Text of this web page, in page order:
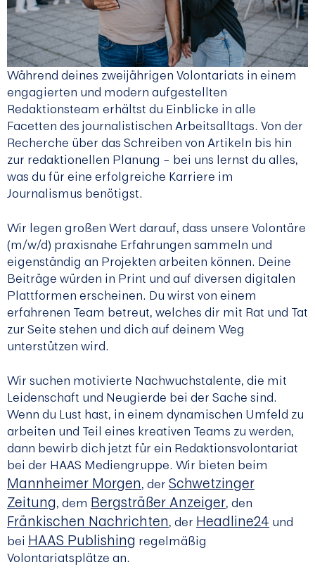
Während deines zweijährigen Volontariats in einem
engagierten und modern aufgestellten
Redaktionsteam erhältst du Einblicke in alle
Facetten des journalistischen Arbeitsalltags. Von der
Recherche über das Schreiben von Artikeln bis hin
zur redaktionellen Planung – bei uns lernst du alles,
was du für eine erfolgreiche Karriere im
Journalismus benötigst.
Wir legen großen Wert darauf, dass unsere Volontäre
(m/w/d) praxisnahe Erfahrungen sammeln und
eigenständig an Projekten arbeiten können. Deine
Beiträge würden in Print und auf diversen digitalen
Plattformen erscheinen. Du wirst von einem
erfahrenen Team betreut, welches dir mit Rat und Tat
zur Seite stehen und dich auf deinem Weg
unterstützen wird.
Wir suchen motivierte Nachwuchstalente, die mit
Leidenschaft und Neugierde bei der Sache sind.
Wenn du Lust hast, in einem dynamischen Umfeld zu
arbeiten und Teil eines kreativen Teams zu werden,
dann bewirb dich jetzt für ein Redaktionsvolontariat
bei der HAAS Mediengruppe. Wir bieten beim
Mannheimer Morgen, der Schwetzinger
Zeitung, dem Bergsträßer Anzeiger, den
Fränkischen Nachrichten, der Headline24 und
bei HAAS Publishing regelmäßig
Volontariatsplätze an.